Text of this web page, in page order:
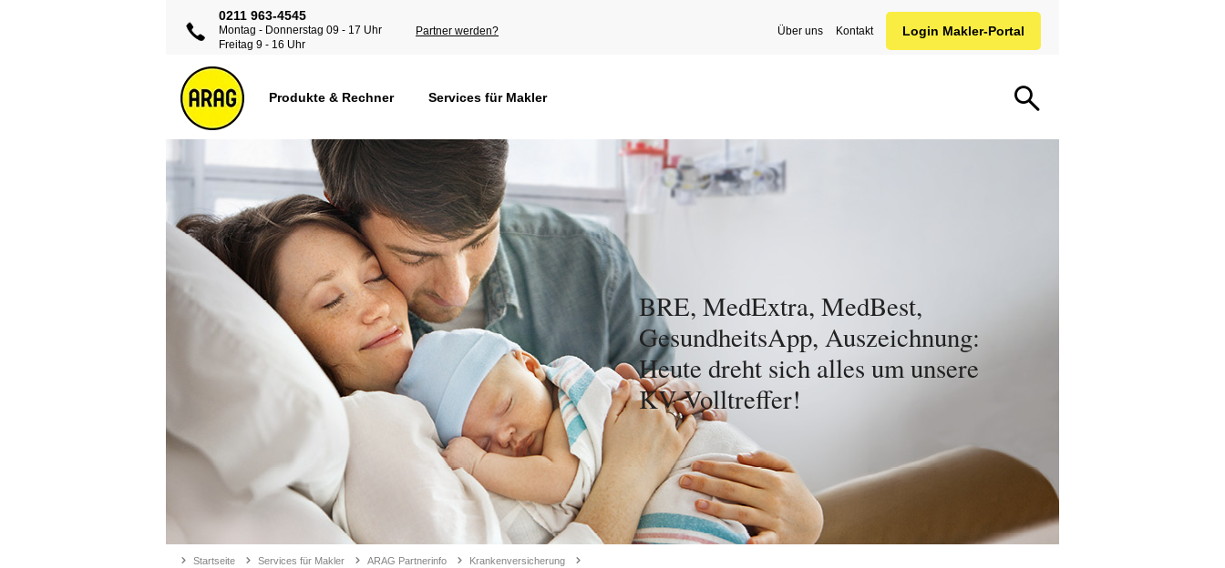
0211 963-4545
Montag - Donnerstag 09 - 17 Uhr
Freitag 9 - 16 Uhr
Partner werden? Über uns Kontakt
Produkte & Rechner Services für Makler
Startseite Services für Makler ARAG Partnerinfo Krankenversicherung
BRE, MedExtra, MedBest,
GesundheitsApp, Auszeichnung:
Heute dreht sich alles um unsere
KV Volltreffer!